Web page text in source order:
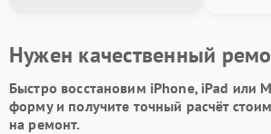
Нужен качественный
Быстро восстановим iPhone, iPad или
формуи получите точный расчёт
на ремонт.